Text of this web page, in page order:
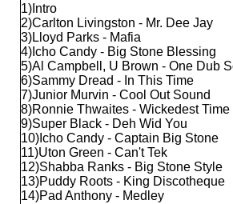
1)Intro
2)Carlton Livingston - Mr. Dee Jay
3)Lloyd Parks - Mafia
4)Icho Candy - Big Stone Blessing
5)Al Campbell, U Brown - One Dub
6)Sammy Dread - In This Time
7)Junior Murvin - Cool Out Sound
8)Ronnie Thwaites - Wickedest Time
9)Super Black - Deh Wid You
10)Icho Candy - Captain Big Stone
11)Uton Green - Can't Tek
12)Shabba Ranks - Big Stone Style
13)Puddy Roots - King Discotheque
14)Pad Anthony - Medley